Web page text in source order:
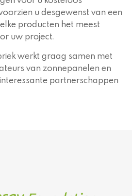
u desgewenst van een
producten het meest
uw project.
werkt graag samen met
van zonnepanelen en
partnerschappen